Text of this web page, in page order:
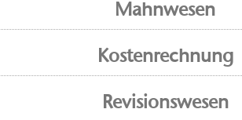
Mahnwesen
Kostenrechnung
Revisionswesen